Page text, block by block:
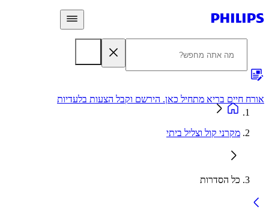
חיים בריא מתחיל כאן. הירשם וקבל הצעות בלעדיות
מקרני קול וצליל ביתי
כל הסדרות